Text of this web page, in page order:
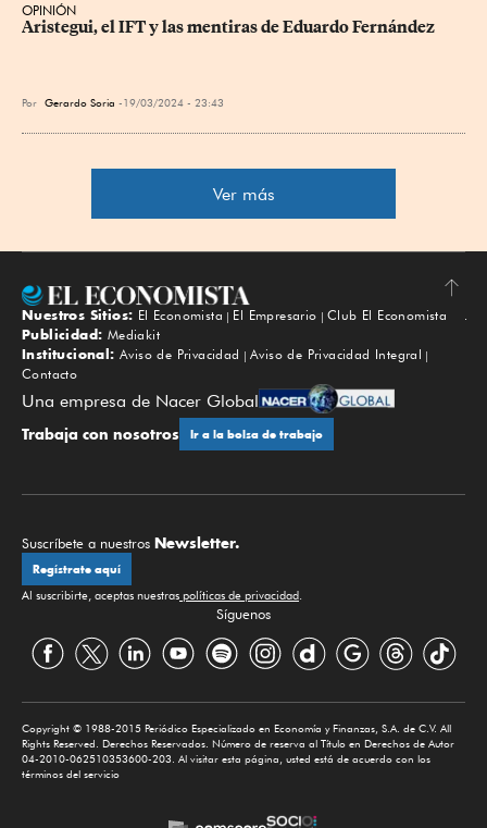
OPINIÓN
Aristegui, el IFT y las mentiras de Eduardo Fernández
Por Gerardo Soria 19/03/2024 - 23:43
Ver más
Subir
Nuestros Sitios: El Economista El Empresario
Club El Economista
Publicidad: Mediakit
Institucional: Aviso de Privacidad
Aviso de Privacidad Integral
Contacto
Una empresa de Nacer Global
Trabaja con nosotros Ir a la bolsa de trabajo
Suscríbete a nuestros Newsletter.
Regístrate aquí
Al suscribirte, aceptas nuestras políticas de privacidad.
Síguenos
Copyright © 1988-2015 Periódico Especializado en Economía y Finanzas, S.A. de C.V. All
Rights Reserved. Derechos Reservados. Número de reserva al Título en Derechos de Autor
04-2010-062510353600-203. Al visitar esta página, usted está de acuerdo con los
términos del servicio